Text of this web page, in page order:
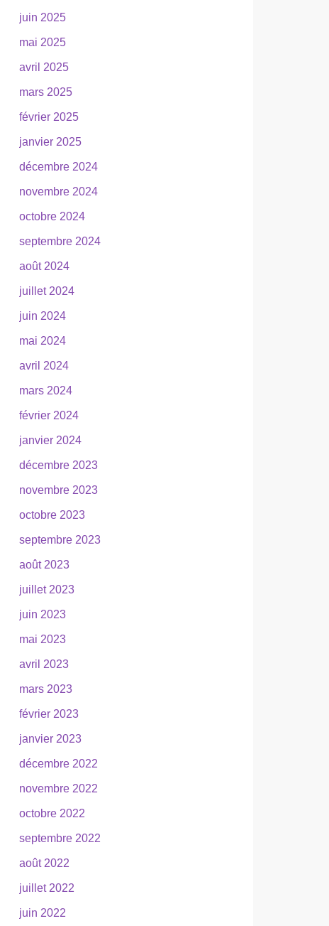
juin 2025
mai 2025
avril 2025
mars 2025
février 2025
janvier 2025
décembre 2024
novembre 2024
octobre 2024
septembre 2024
août 2024
juillet 2024
juin 2024
mai 2024
avril 2024
mars 2024
février 2024
janvier 2024
décembre 2023
novembre 2023
octobre 2023
septembre 2023
août 2023
juillet 2023
juin 2023
mai 2023
avril 2023
mars 2023
février 2023
janvier 2023
décembre 2022
novembre 2022
octobre 2022
septembre 2022
août 2022
juillet 2022
juin 2022